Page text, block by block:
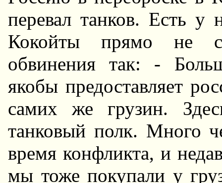
перевал танков. Есть у
Кокойты прямо не
обвинения так: -
якобы предоставляет
самих же грузин.
танковый полк. Много
время конфликта, и
мы тоже покупали у